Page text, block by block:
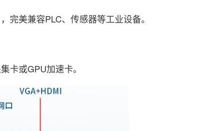
完美兼容PLC、传感器等工业设备。
卡或GPU加速卡。